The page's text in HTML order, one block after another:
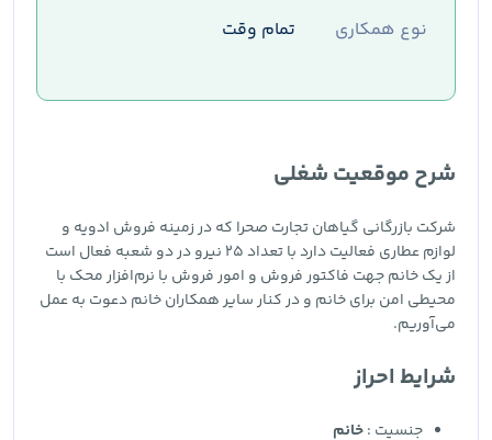
نوع همکاری
تمام وقت
شرح موقعیت شغلی
شرکت بازرگانی گیاهان تجارت صحرا که در زمینه فروش ادویه و
لوازم عطاری فعالیت دارد با تعداد 25 نیرو در دو شعبه فعال است
از یک خانم جهت فاکتور فروش و امور فروش با نرم‌افزار محک با
محیطی امن برای خانم و در کنار سایر همکاران خانم دعوت به عمل
می‌آوریم.
شرایط احراز
جنسیت :خانم